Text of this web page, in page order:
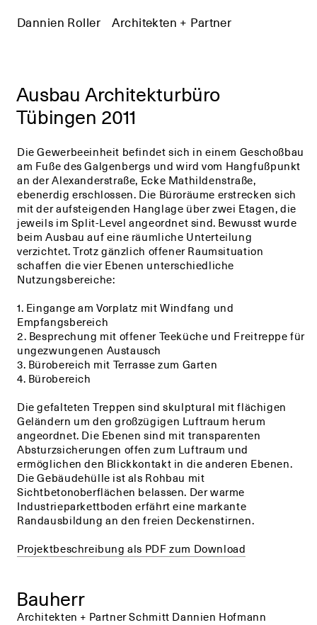
Dannien Roller Architekten + Partner
Ausbau Architekturbüro
Tübingen 2011
Die Gewerbeeinheit befindet sich in einem Geschoßbau
am Fuße des Galgenbergs und wird vom Hangfußpunkt
an der Alexanderstraße, Ecke Mathildenstraße,
ebenerdig erschlossen. Die Büroräume erstrecken sich
mit der aufsteigenden Hanglage über zwei Etagen, die
jeweils im Split-Level angeordnet sind. Bewusst wurde
beim Ausbau auf eine räumliche Unterteilung
verzichtet. Trotz gänzlich offener Raumsituation
schaffen die vier Ebenen unterschiedliche
Nutzungsbereiche:
1. Eingange am Vorplatz mit Windfang und
Empfangsbereich
2. Besprechung mit offener Teeküche und Freitreppe für
ungezwungenen Austausch
3. Bürobereich mit Terrasse zum Garten
4. Bürobereich
Die gefalteten Treppen sind skulptural mit flächigen
Geländern um den großzügigen Luftraum herum
angeordnet. Die Ebenen sind mit transparenten
Absturzsicherungen offen zum Luftraum und
ermöglichen den Blickkontakt in die anderen Ebenen.
Die Gebäudehülle ist als Rohbau mit
Sichtbetonoberflächen belassen. Der warme
Industrieparkettboden erfährt eine markante
Randausbildung an den freien Deckenstirnen.
Projektbeschreibung als PDF zum Download
Bauherr
Architekten + Partner Schmitt Dannien Hofmann
+